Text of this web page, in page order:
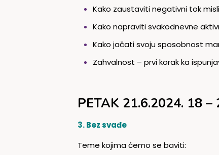
Kako zaustaviti negativni tok
Kako napraviti svakodnevne
Kako jačati svoju sposobnost
Zahvalnost – prvi korak ka
PETAK 21.6.2024. 18 –
3. Bez svađe
Teme kojima ćemo se baviti: